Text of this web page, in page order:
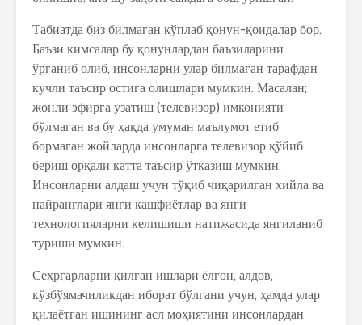
Табиатда биз билмаган кўплаб қонун-қоидалар бор.
Баъзи кимсалар бу қонунлардан баъзиларини
ўрганиб олиб, инсонларни улар билмаган тарафдан
кучли таъсир остига олишлари мумкин. Масалан;
жонли эфирга узатиш (телевизор) имконияти
бўлмаган ва бу ҳақда умуман маълумот етиб
бормаган жойларда инсонларга телевизор қўйиб
бериш орқали катта таъсир ўтказиш мумкин.
Инсонларни алдаш учун тўқиб чиқарилган хийла ва
найранглари янги кашфиётлар ва янги
технологияларни келишиши натижасида янгиланиб
туриши мумкин.
Сеҳргарларни қилган ишлари ёлғон, алдов,
кўзбўямачиликдан иборат бўлгани учун, ҳамда улар
қилаётган ишининг асл моҳиятини инсонлардан